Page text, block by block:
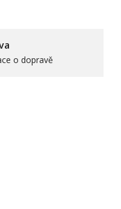
o dopravě